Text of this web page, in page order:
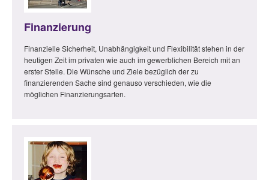
Finanzierung
Finanzielle Sicherheit, Unabhängigkeit und Flexibilität stehen in der
heutigen Zeit im privaten wie auch im gewerblichen Bereich mit an
erster Stelle. Die Wünsche und Ziele bezüglich der zu
finanzierenden Sache sind genauso verschieden, wie die
möglichen Finanzierungsarten.